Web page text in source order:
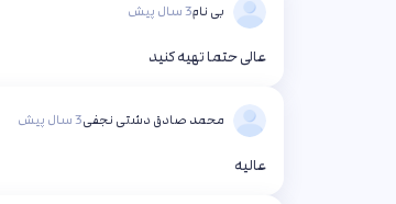
بی نام3 سال پیش
عالی حتما تهیه کنید
محمد صادق دشتی نجفی3 سال پیش
عالیه